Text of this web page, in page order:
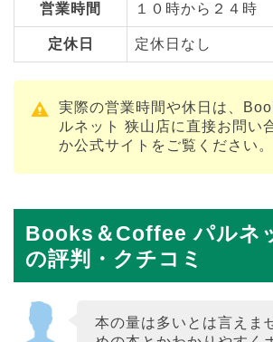
営業時間 １０時から２４時
定休日 定休日なし
実際の営業時間や休日は、
ルネット 狭山店に直接お問い
か公式サイトをご覧ください。
Books＆Coffee パルネ
の評判・クチコミ
本の量は多いとは言えま